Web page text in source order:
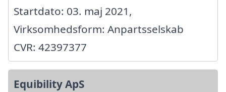
Startdato: 03. maj 2021,
Virksomhedsform: Anpartsselskab
CVR: 42397377
Equibility ApS